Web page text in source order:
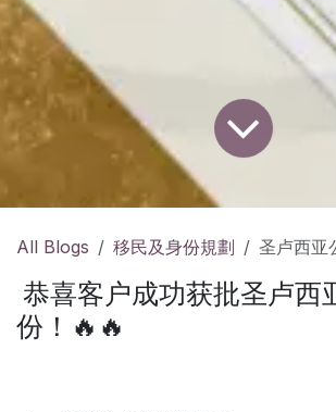
All Blogs 移民及身份規劃 圣卢西亚
恭喜客户成功获批圣卢西
份！🔥🔥